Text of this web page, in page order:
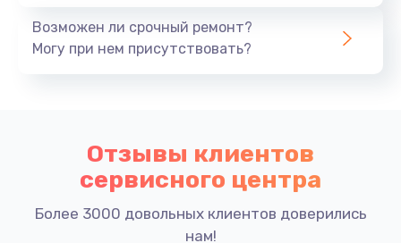
Возможен ли срочный ремонт?
Могу при нем присутствовать?
Отзывы клиентов
сервисного центра
Более 3000 довольных клиентов доверились
нам!